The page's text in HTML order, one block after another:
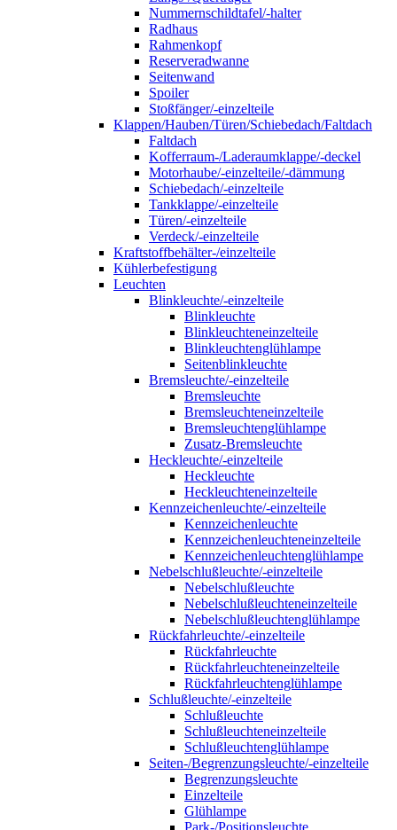
Nummernschildtafel/-halter
Radhaus
Rahmenkopf
Reserveradwanne
Seitenwand
Spoiler
Stoßfänger/-einzelteile
Klappen/Hauben/Türen/Schiebedach/Faltdach
Faltdach
Kofferraum-/Laderaumklappe/-deckel
Motorhaube/-einzelteile/-dämmung
Schiebedach/-einzelteile
Tankklappe/-einzelteile
Türen/-einzelteile
Verdeck/-einzelteile
Kraftstoffbehälter-/einzelteile
Kühlerbefestigung
Leuchten
Blinkleuchte/-einzelteile
Blinkleuchte
Blinkleuchteneinzelteile
Blinkleuchtenglühlampe
Seitenblinkleuchte
Bremsleuchte/-einzelteile
Bremsleuchte
Bremsleuchteneinzelteile
Bremsleuchtenglühlampe
Zusatz-Bremsleuchte
Heckleuchte/-einzelteile
Heckleuchte
Heckleuchteneinzelteile
Kennzeichenleuchte/-einzelteile
Kennzeichenleuchte
Kennzeichenleuchteneinzelteile
Kennzeichenleuchtenglühlampe
Nebelschlußleuchte/-einzelteile
Nebelschlußleuchte
Nebelschlußleuchteneinzelteile
Nebelschlußleuchtenglühlampe
Rückfahrleuchte/-einzelteile
Rückfahrleuchte
Rückfahrleuchteneinzelteile
Rückfahrleuchtenglühlampe
Schlußleuchte/-einzelteile
Schlußleuchte
Schlußleuchteneinzelteile
Schlußleuchtenglühlampe
Seiten-/Begrenzungsleuchte/-einzelteile
Begrenzungsleuchte
Einzelteile
Glühlampe
Park-/Positionsleuchte